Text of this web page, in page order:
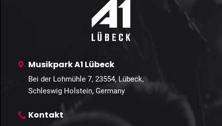
Musikpark A1 Lübeck
Bei der Lohmühle 7, 23554, Lübeck,
Schleswig Holstein, Germany
Kontakt